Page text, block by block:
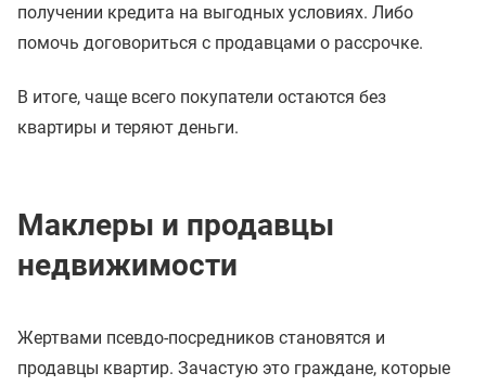
получении кредита на выгодных условиях. Либо
помочь договориться с продавцами о рассрочке.
В итоге, чаще всего покупатели остаются без
квартиры и теряют деньги.
Маклеры и продавцы
недвижимости
Жертвами псевдо-посредников становятся и
продавцы квартир. Зачастую это граждане, которые